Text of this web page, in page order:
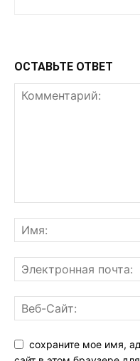
ОСТАВЬТЕ ОТВЕТ
сохраните мое имя,